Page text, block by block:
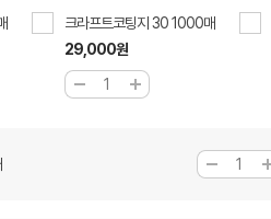
크라프트코팅지 30 1000매
29,000원